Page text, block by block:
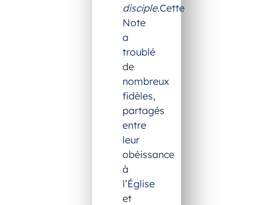
disciple.Cette
Note
a
troublé
de
nombreux
fidèles,
partagés
entre
leur
obéissance
à
l’Église
et